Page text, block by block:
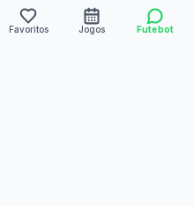
Favoritos Jogos Futebot